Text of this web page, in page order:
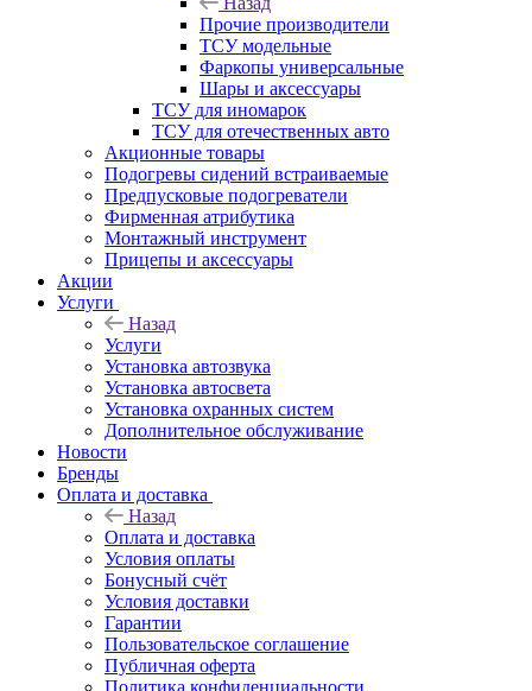
Прочие производители
ТСУ модельные
Фаркопы универсальные
Шары и аксессуары
ТСУ для иномарок
ТСУ для отечественных авто
Акционные товары
Подогревы сидений встраиваемые
Предпусковые подогреватели
Фирменная атрибутика
Монтажный инструмент
Прицепы и аксессуары
Акции
Услуги
Назад
Услуги
Установка автозвука
Установка автосвета
Установка охранных систем
Дополнительное обслуживание
Новости
Бренды
Оплата и доставка
Назад
Оплата и доставка
Условия оплаты
Бонусный счёт
Условия доставки
Гарантии
Пользовательское соглашение
Публичная оферта
Политика конфиденциальности